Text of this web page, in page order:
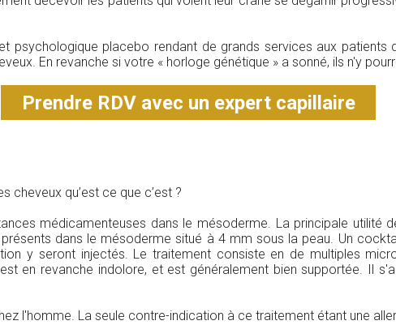
psychologique placebo rendant de grands services aux
En revanche si votre « horloge génétique » a sonné, ils n'y
Prendre RDV avec un expert capillaire
cheveux qu’est ce que c’est ?
médicamenteuses dans le mésoderme. La principale utilité
dans le mésoderme situé à 4 mm sous la peau. Un
y seront injectés. Le traitement consiste en de multiples
en revanche indolore, et est généralement bien supportée. Il
l'homme. La seule contre-indication à ce traitement étant une